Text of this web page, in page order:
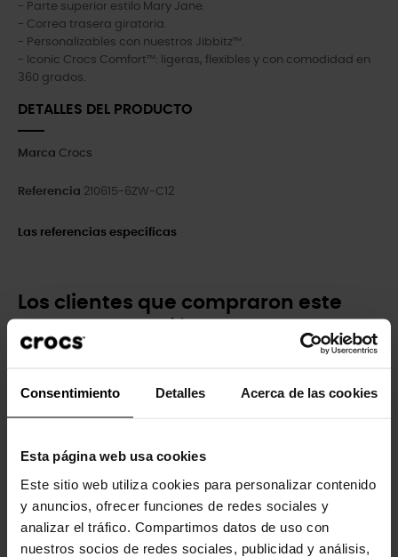
Consentimiento Detalles Acerca de las cookies
Esta página web usa cookies
Este sitio web utiliza cookies para personalizar contenido
y anuncios, ofrecer funciones de redes sociales y
analizar el tráfico. Compartimos datos de uso con
nuestros socios de redes sociales, publicidad y análisis,
- Parte superior estilo Mary Jane.
- Correa trasera giratoria.
- Personalizables con nuestros Jibbitz™.
- Iconic Crocs Comfort™: ligeras, flexibles y con comodidad en
360 grados.
DETALLES DEL PRODUCTO
Marca Crocs
Referencia 210615-6ZW-C12
Las referencias específicas
Los clientes que compraron este
producto también han comprado:
Bailarinas de niñas Mary... Zuecos unisex Classic U